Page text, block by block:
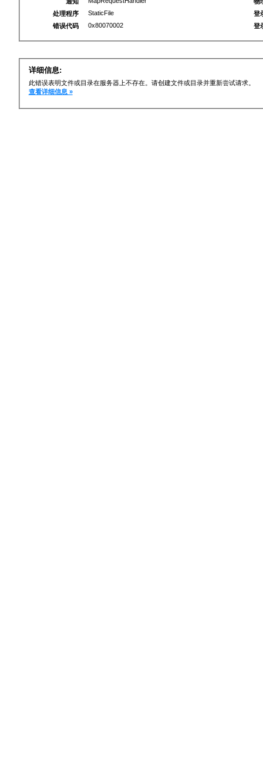
处理程序
StaticFile
错误代码
0x80070002
登
登
详细信息:
此错误表明文件或目录在服务器上不存在。请创建文件或目录并重新尝试请求。
查看详细信息 »